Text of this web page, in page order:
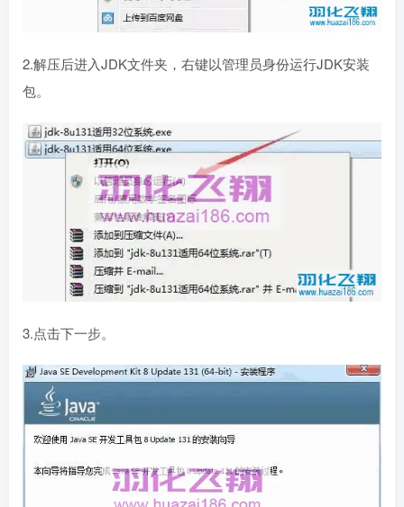
2.解压后进入JDK文件夹，右键以管理员身份运行JDK安装
包。
3.点击下一步。